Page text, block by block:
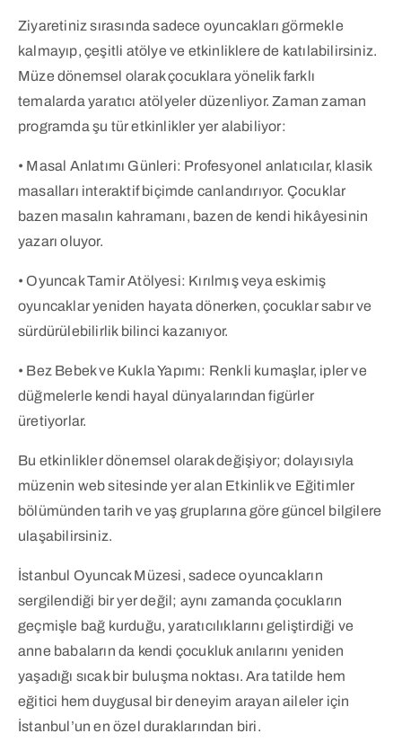
Ziyaretiniz sırasında sadece oyuncakları görmekle
kalmayıp, çeşitli atölye ve etkinliklere de katılabilirsiniz.
Müze dönemsel olarak çocuklara yönelik farklı
temalarda yaratıcı atölyeler düzenliyor. Zaman zaman
programda şu tür etkinlikler yer alabiliyor:
• Masal Anlatımı Günleri: Profesyonel anlatıcılar, klasik
masalları interaktif biçimde canlandırıyor. Çocuklar
bazen masalın kahramanı, bazen de kendi hikâyesinin
yazarı oluyor.
• Oyuncak Tamir Atölyesi: Kırılmış veya eskimiş
oyuncaklar yeniden hayata dönerken, çocuklar sabır ve
sürdürülebilirlik bilinci kazanıyor.
• Bez Bebek ve Kukla Yapımı: Renkli kumaşlar, ipler ve
düğmelerle kendi hayal dünyalarından figürler
üretiyorlar.
Bu etkinlikler dönemsel olarak değişiyor; dolayısıyla
müzenin web sitesinde yer alan Etkinlik ve Eğitimler
bölümünden tarih ve yaş gruplarına göre güncel bilgilere
ulaşabilirsiniz.
İstanbul Oyuncak Müzesi, sadece oyuncakların
sergilendiği bir yer değil; aynı zamanda çocukların
geçmişle bağ kurduğu, yaratıcılıklarını geliştirdiği ve
anne babaların da kendi çocukluk anılarını yeniden
yaşadığı sıcak bir buluşma noktası. Ara tatilde hem
eğitici hem duygusal bir deneyim arayan aileler için
İstanbul’un en özel duraklarından biri.